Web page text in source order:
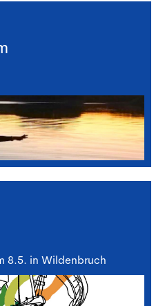
8.5. in Wildenbruch